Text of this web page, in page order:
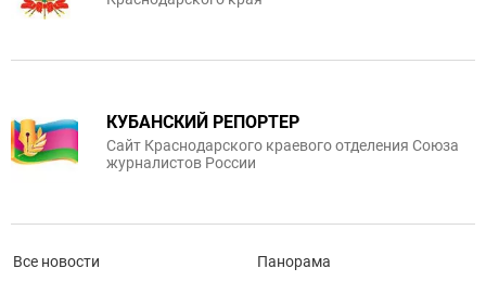
КУБАНСКИЙ РЕПОРТЕР
Сайт Краснодарского краевого отделения Союза
журналистов России
Все новости Панорама